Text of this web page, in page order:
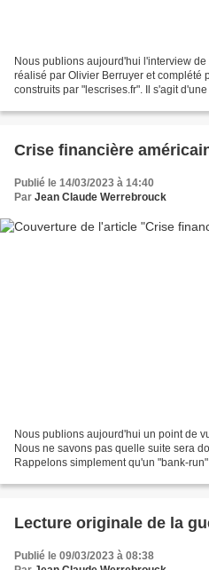
Nous publions aujourd'hui l'interview
réalisé par Olivier Berruyer et complété
construits par "lescrises.fr". Il s'agit
Crise financière
Publié le 14/03/2023 à 14:40
Par Jean Claude Werrebrouck
Nous publions aujourd'hui un point de
Nous ne savons pas quelle suite sera
Rappelons simplement qu'un "bank-
Lecture originale de la
Publié le 09/03/2023 à 08:38